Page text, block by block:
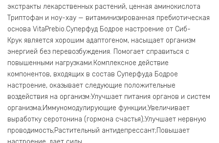
экстракты лекарственных растений, ценная аминокислота
Триптофан и ноу-хау — витаминизированная пребиотическая
основа VitaPrebio.Суперфуд Бодрое настроение от Сиб-
Крук является хорошим адаптогеном, насыщает организм
энергией без перевозбуждения. Помогает справиться с
повышенными нагрузками.Комплексное действие
компонентов, входящих в состав Суперфуда Бодрое
настроение, оказывает следующие положительные
воздействия на организм:Улучшает питания органов и систем
организма;Иммуномодулирующие функции;Увеличивает
выработку серотонина (гормона счастья);Улучшает нервную
проводимость;Растительный антидепрессант;Повышает